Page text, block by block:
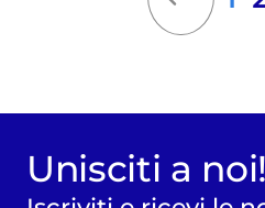
Unisciti a noi!